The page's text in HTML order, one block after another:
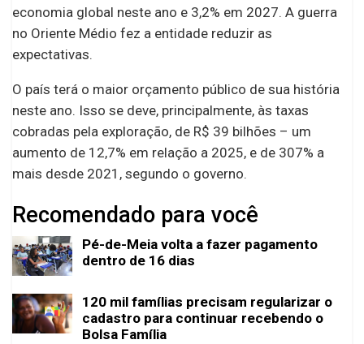
economia global neste ano e 3,2% em 2027. A guerra
no Oriente Médio fez a entidade reduzir as
expectativas.
O país terá o maior orçamento público de sua história
neste ano. Isso se deve, principalmente, às taxas
cobradas pela exploração, de R$ 39 bilhões – um
aumento de 12,7% em relação a 2025, e de 307% a
mais desde 2021, segundo o governo.
Recomendado para você
Pé-de-Meia volta a fazer pagamento
dentro de 16 dias
120 mil famílias precisam regularizar o
cadastro para continuar recebendo o
Bolsa Família